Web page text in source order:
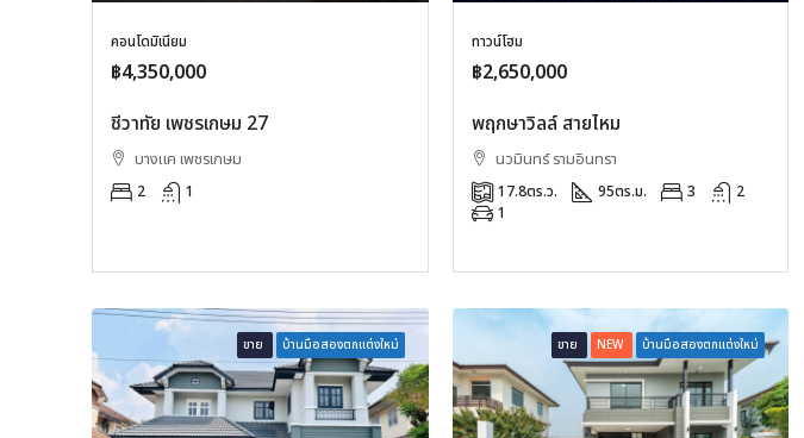
คอนโดมิเนียม
฿4,350,000
ชีวาทัย เพชรเกษม 27
บางแค เพชรเกษม
2 1
ทาวน์โฮม
฿2,650,000
พฤกษาวิลล์ สายไหม
นวมินทร์ รามอินทรา
17.8ตร.ว. 95ตร.ม. 3
2
1
ขาย บ้านมือสองตกแต่งใหม่ ขาย NEW บ้านมือสองตกแต่งใหม่